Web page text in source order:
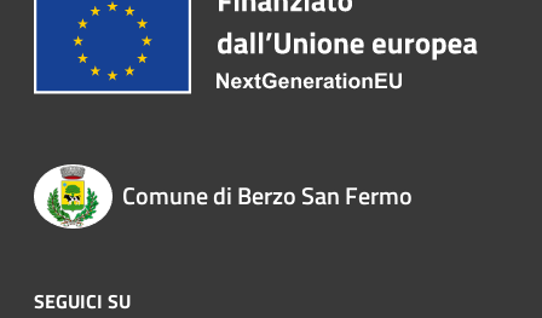
Comune di Berzo San Fermo
SEGUICI SU